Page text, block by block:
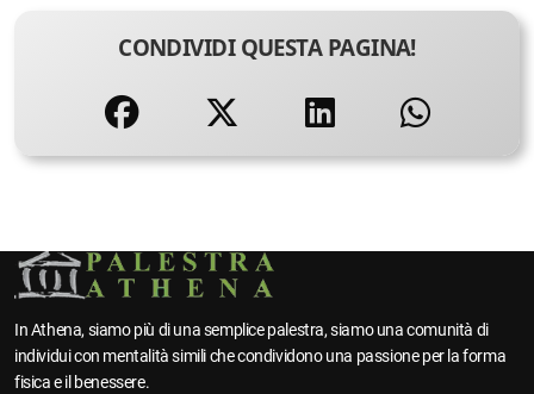
CONDIVIDI QUESTA PAGINA!
In Athena, siamo più di una semplice palestra, siamo una comunità di
individui con mentalità simili che condividono una passione per la forma
fisica e il benessere.